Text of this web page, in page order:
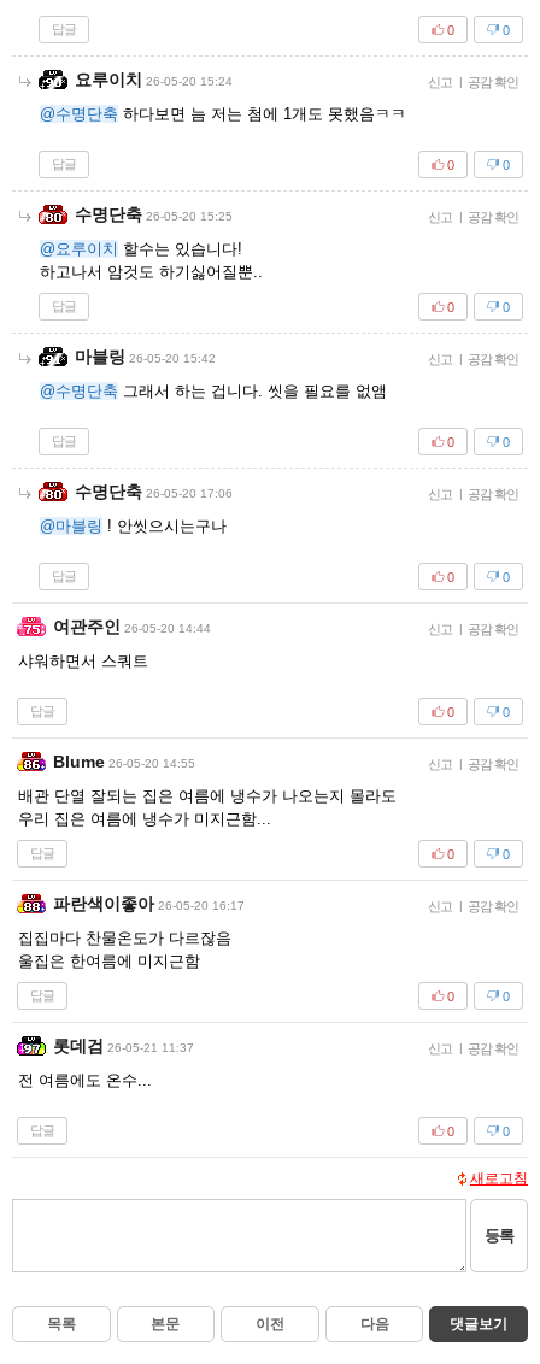
답글 0
0
요루이치 26-05-20 15:24 신고 | 공감 확인
@수명단축 하다보면 늠 저는 첨에 1개도 못했음ㅋㅋ
답글 0
0
수명단축 26-05-20 15:25 신고 | 공감 확인
@요루이치 할수는 있습니다!
하고나서 암것도 하기싫어질뿐..
답글 0
0
마블링 26-05-20 15:42 신고 | 공감 확인
@수명단축 그래서 하는 겁니다. 씻을 필요를 없앰
답글 0
0
수명단축 26-05-20 17:06 신고 | 공감 확인
@마블링 ! 안씻으시는구나
답글 0
0
여관주인 26-05-20 14:44 신고 | 공감 확인
샤워하면서 스쿼트
답글 0
0
Blume 26-05-20 14:55 신고 | 공감 확인
배관 단열 잘되는 집은 여름에 냉수가 나오는지 몰라도
우리 집은 여름에 냉수가 미지근함...
답글 0
0
파란색이좋아 26-05-20 16:17 신고 | 공감 확인
집집마다 찬물온도가 다르잖음
울집은 한여름에 미지근함
답글 0
0
롯데검 26-05-21 11:37 신고 | 공감 확인
전 여름에도 온수...
답글 0
0
새로고침
등록
목록 본문 이전 다음 댓글보기